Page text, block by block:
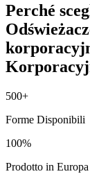
Perché
500+
Forme Disponibili
100%
Prodotto in Europa